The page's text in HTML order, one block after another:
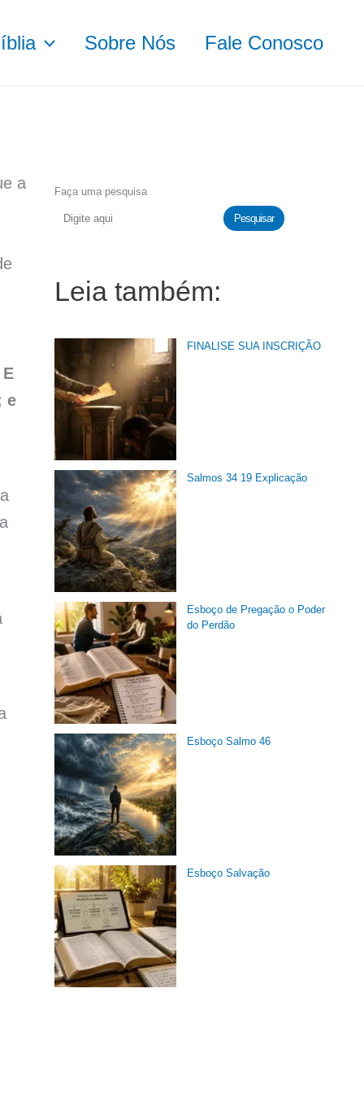
Sobre Nós Fale Conosco
a
e
Faça uma pesquisa
Pesquisar
Leia também:
FINALISE SUA INSCRIÇÃO
Salmos 34 19 Explicação
Esboço de Pregação o Poder
do Perdão
Esboço Salmo 46
Esboço Salvação